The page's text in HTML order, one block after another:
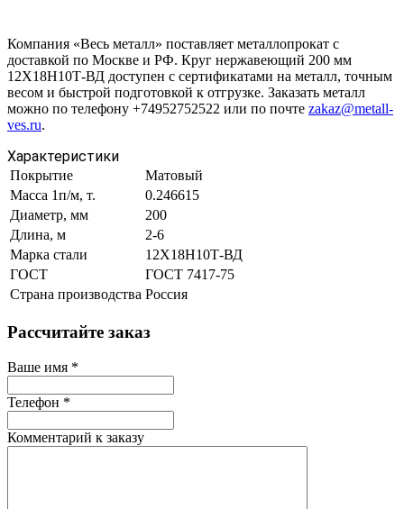
Компания «Весь металл» поставляет металлопрокат с
доставкой по Москве и РФ. Круг нержавеющий 200 мм
12Х18Н10Т-ВД доступен с сертификатами на металл, точным
весом и быстрой подготовкой к отгрузке. Заказать металл
можно по телефону +74952752522 или по почте zakaz@metall-
ves.ru.
Характеристики
Покрытие
Матовый
Масса 1п/м, т.
0.246615
Диаметр, мм
200
Длина, м
2-6
Марка стали
12Х18Н10Т-ВД
ГОСТ
ГОСТ 7417-75
Страна производства Россия
Рассчитайте заказ
Ваше имя *
Телефон *
Комментарий к заказу